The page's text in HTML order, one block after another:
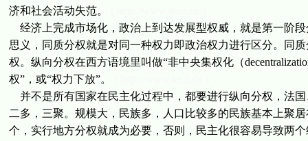
济和社会活动失范。
经济上完成市场化，政治上到达发展型权威，就是第一阶
思义，同质分权就是对同一种权力即政治权力进行区分。同
权。纵向分权在西方语境里叫做“非中央集权化（
权”，或“权力下放”。
并不是所有国家在民主化过程中，都要进行纵向分权，法
二多，三聚。规模大，民族多，人口比较多的民族基本上聚
个，实行地方分权就成为必要，否则，民主化很容易导致两